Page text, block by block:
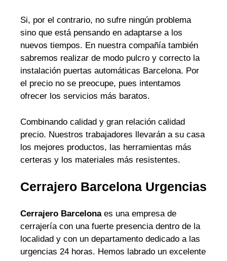
Si, por el contrario, no sufre ningún problema
sino que está pensando en adaptarse a los
nuevos tiempos. En nuestra compañía también
sabremos realizar de modo pulcro y correcto la
instalación puertas automáticas Barcelona. Por
el precio no se preocupe, pues intentamos
ofrecer los servicios más baratos.
Combinando calidad y gran relación calidad
precio. Nuestros trabajadores llevarán a su casa
los mejores productos, las herramientas más
certeras y los materiales más resistentes.
Cerrajero Barcelona Urgencias
Cerrajero Barcelonaes una empresa de
cerrajería con una fuerte presencia dentro de la
localidad y con un departamento dedicado a las
urgencias 24 horas. Hemos labrado un excelente